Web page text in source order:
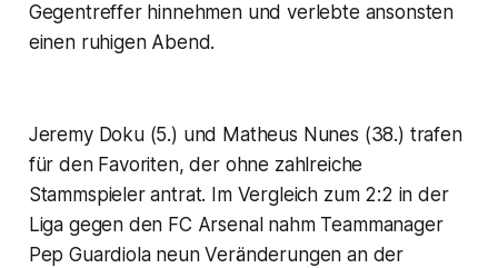
Gegentreffer hinnehmen und verlebte ansonsten
einen ruhigen Abend.
Jeremy Doku (5.) und Matheus Nunes (38.) trafen
für den Favoriten, der ohne zahlreiche
Stammspieler antrat. Im Vergleich zum 2:2 in der
Liga gegen den FC Arsenal nahm Teammanager
Pep Guardiola neun Veränderungen an der